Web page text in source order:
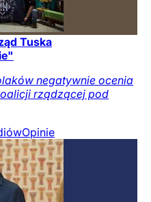
Tuska
negatywnie ocenia
rządzącej pod
Opinie